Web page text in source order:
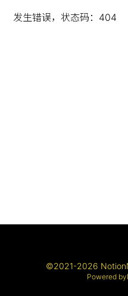
发生错误，状态码： 404
©2021-2026
Powered by